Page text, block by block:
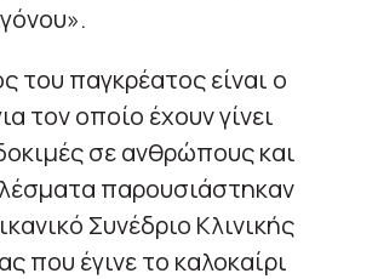
του παγκρέατος είναι ο
τον οποίο έχουν γίνει
σε ανθρώπους και
παρουσιάστηκαν
Συνέδριο Κλινικής
που έγινε το καλοκαίρι